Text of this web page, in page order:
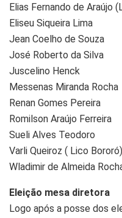
Elias Fernando de Araújo
Eliseu Siqueira Lima
Jean Coelho de Souza
José Roberto da Silva
Juscelino Henck
Messenas Miranda Rocha
Renan Gomes Pereira
Romilson Araújo Ferreira
Sueli Alves Teodoro
Varli Queiroz ( Lico Bororó)
Wladimir de Almeida
Eleição mesa diretora
Logo após a posse dos